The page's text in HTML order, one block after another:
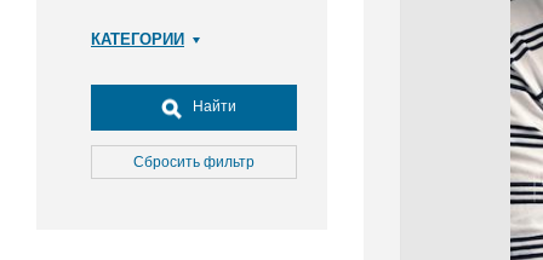
КАТЕГОРИИ
Досуг, туризм и отдых
Культура
Медицина
Найти
Сбросить фильтр